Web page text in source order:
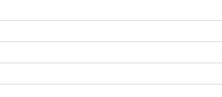
We need your consent to load the